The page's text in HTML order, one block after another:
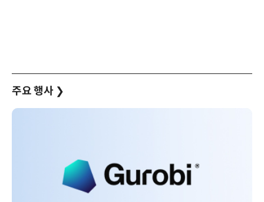
주요 행사 ❯